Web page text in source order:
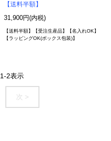
【送料半額】
31,900円(内税)
【送料半額】【受注生産品】【名入れOK】
【ラッピングOK(ボックス包装)】
1-2表示
次 >